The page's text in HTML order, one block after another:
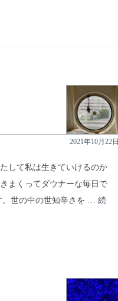
2021年10月22日
して私は生きていけるのか
まくってダウナーな毎日で
。世の中の世知辛さを … 続